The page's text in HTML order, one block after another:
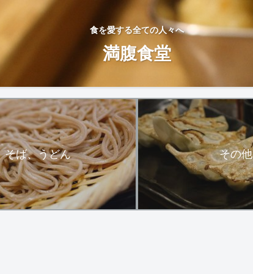
食を愛する全ての人々へ
満腹食堂
そば、うどん その他